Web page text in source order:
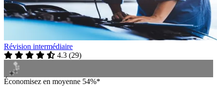
Révision intermédiaire
4.3 (29)
Économisez en moyenne 54%*